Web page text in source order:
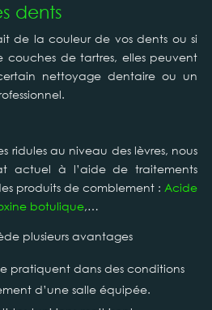
dents
de la couleur de vos dents ou si
couches de tartres, elles peuvent
nettoyage dentaire ou un
ridules au niveau des lèvres, nous
actuel à l’aide de traitements
produits de comblement :Acide
botulique,…
plusieurs avantages
pratiquent dans des conditions
d’une salle équipée.